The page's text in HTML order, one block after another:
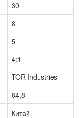
30
8
5
4:1
TOR Industries
84,8
Китай